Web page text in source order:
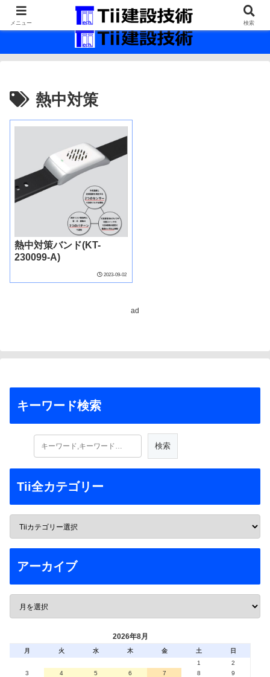
最新の建設技術の情報インフラ。
熱中対策
熱中対策バンド(KT-
230099-A)
2023-09-02
ad
キーワード検索
Tii全カテゴリー
アーカイブ
2026年8月
月 火 水 木 金 土
日
1
2
3
4 5 6 7 8
9
メニュー 検索